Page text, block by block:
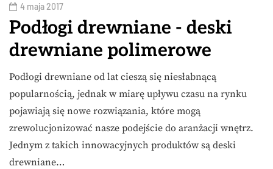
4 maja 2017
Podłogi drewniane - deski
drewniane polimerowe
Podłogi drewniane od lat cieszą się niesłabnącą
popularnością, jednak w miarę upływu czasu na rynku
pojawiają się nowe rozwiązania, które mogą
zrewolucjonizować nasze podejście do aranżacji wnętrz.
Jednym z takich innowacyjnych produktów są deski
drewniane…